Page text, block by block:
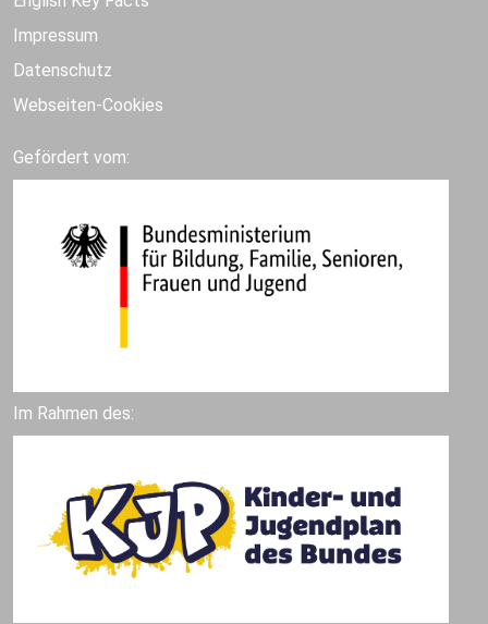
Impressum
Datenschutz
Webseiten-Cookies
Gefördert vom:
Im Rahmen des: